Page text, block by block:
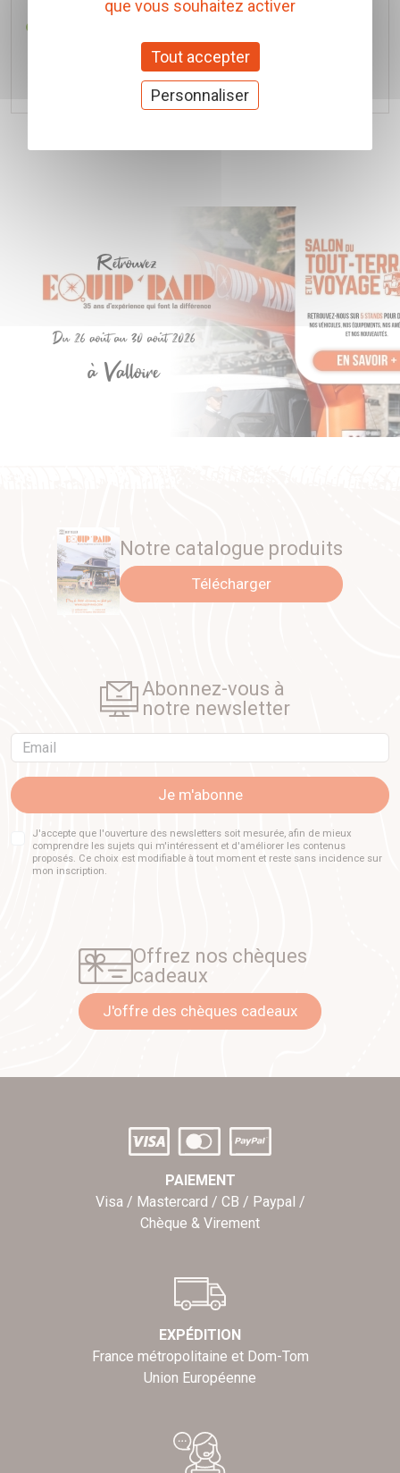
Ajouter au panier
Notre catalogue produits
Télécharger
Abonnez-vous à
notre newsletter
Email
Je m'abonne
J'accepte que l'ouverture des newsletters soit mesurée, afin de mieux
comprendre les sujets qui m'intéressent et d'améliorer les contenus
proposés. Ce choix est modifiable à tout moment et reste sans incidence sur
mon inscription.
Offrez nos chèques
cadeaux
J'offre des chèques cadeaux
PAIEMENT
Visa / Mastercard / CB / Paypal /
Chèque & Virement
EXPÉDITION
France métropolitaine et Dom-Tom
Union Européenne
que vous souhaitez activer
Tout accepter
Personnaliser